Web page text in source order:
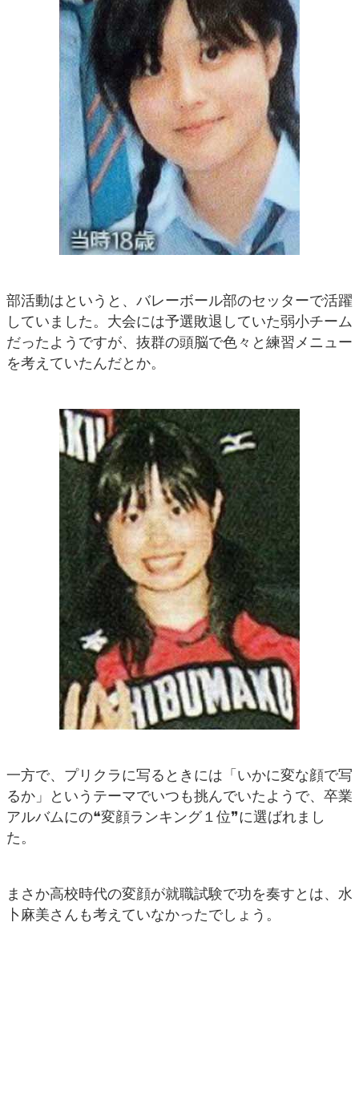
部活動はというと、バレーボール部のセッターで活躍
していました。大会には予選敗退していた弱小チーム
だったようですが、抜群の頭脳で色々と練習メニュー
を考えていたんだとか。
一方で、プリクラに写るときには「いかに変な顔で写
るか」というテーマでいつも挑んでいたようで、卒業
アルバムにの❝変顔ランキング１位❞に選ばれまし
た。
まさか高校時代の変顔が就職試験で功を奏すとは、水
卜麻美さんも考えていなかったでしょう。